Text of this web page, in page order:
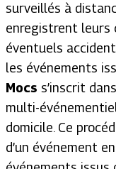
surveillés à
enregistrent leurs
éventuels
les événements
Mocs s’inscrit
multi-
domicile. Ce
d’un événement